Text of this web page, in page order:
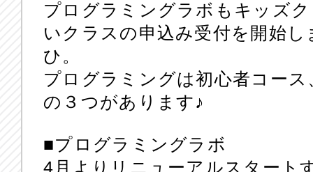
プログラミングラボもキッズ
いクラスの申込み受付を開始
ひ。
プログラミングは初心者コー
の３つがあります♪
■プログラミングラボ
4月よりリニューアルスタート